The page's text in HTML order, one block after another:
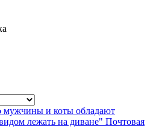
мужчины и коты обладают
лежать на диване" Почтовая